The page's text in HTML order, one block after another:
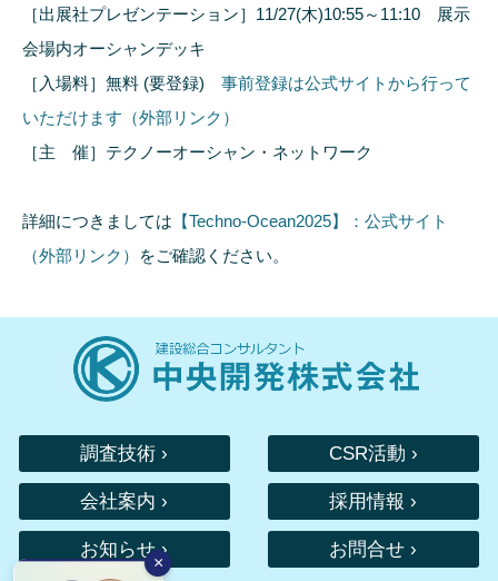
×
［出展社プレゼンテーション］11/27(木)10:55～11:10 展示
会場内オーシャンデッキ
［入場料］無料 (要登録) 事前登録は公式サイトから行って
いただけます（外部リンク）
［主 催］テクノーオーシャン・ネットワーク
詳細につきましては 【Techno-Ocean2025】：公式サイト
（外部リンク）
をご確認ください。
調査技術 › CSR活動 ›
会社案内 › 採用情報 ›
お知らせ › お問合せ ›